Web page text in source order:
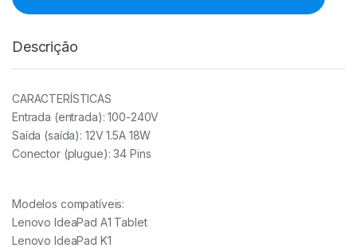
Kloner
Descrição
CARACTERÍSTICAS
Entrada (entrada): 100-240V
Saída (saída): 12V 1.5A 18W
Conector (plugue): 34 Pins
Modelos compatíveis:
Lenovo IdeaPad A1 Tablet
Lenovo IdeaPad K1